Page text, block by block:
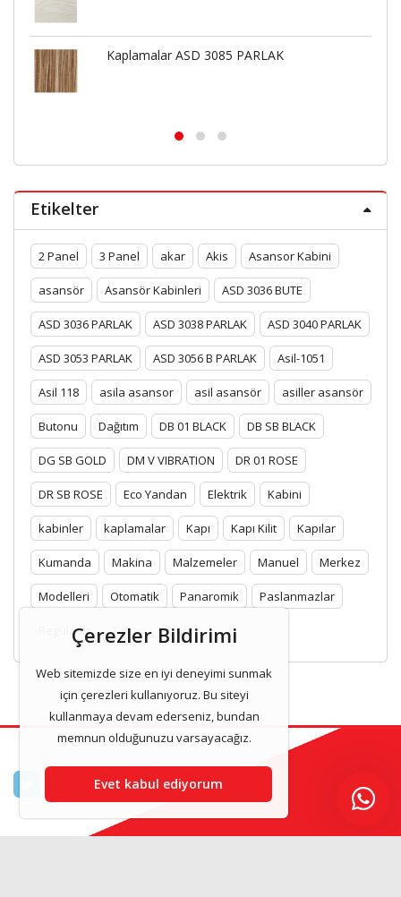
Kaplamalar ASD 3085 PARLAK
Etikelter
2 Panel 3 Panel akar Akis Asansor Kabini
asansör Asansör Kabinleri ASD 3036 BUTE
ASD 3036 PARLAK ASD 3038 PARLAK ASD 3040 PARLAK
ASD 3053 PARLAK ASD 3056 B PARLAK Asil-1051
Asil 118 asila asansor asil asansör asiller asansör
Butonu Dağıtım DB 01 BLACK DB SB BLACK
DG SB GOLD DM V VIBRATION DR 01 ROSE
DR SB ROSE Eco Yandan Elektrik Kabini
kabinler kaplamalar Kapı Kapı Kilit Kapılar
Kumanda Makina Malzemeler Manuel Merkez
Modelleri Otomatik Panaromik Paslanmazlar
Regülatör Tavan
Çerezler Bildirimi
Web sitemizde size en iyi deneyimi sunmak
için çerezleri kullanıyoruz. Bu siteyi
kullanmaya devam ederseniz, bundan
memnun olduğunuzu varsayacağız.
Evet kabul ediyorum